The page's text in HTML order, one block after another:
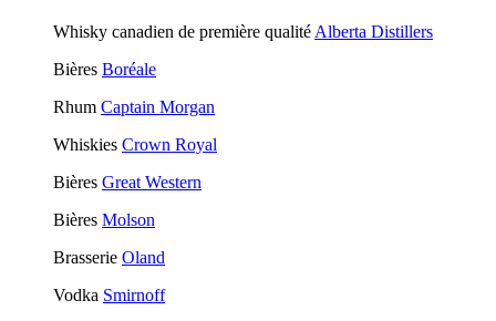
Whisky canadien de première qualité Alberta Distillers
Bières Boréale
Rhum Captain Morgan
Whiskies Crown Royal
Bières Great Western
Bières Molson
Brasserie Oland
Vodka Smirnoff